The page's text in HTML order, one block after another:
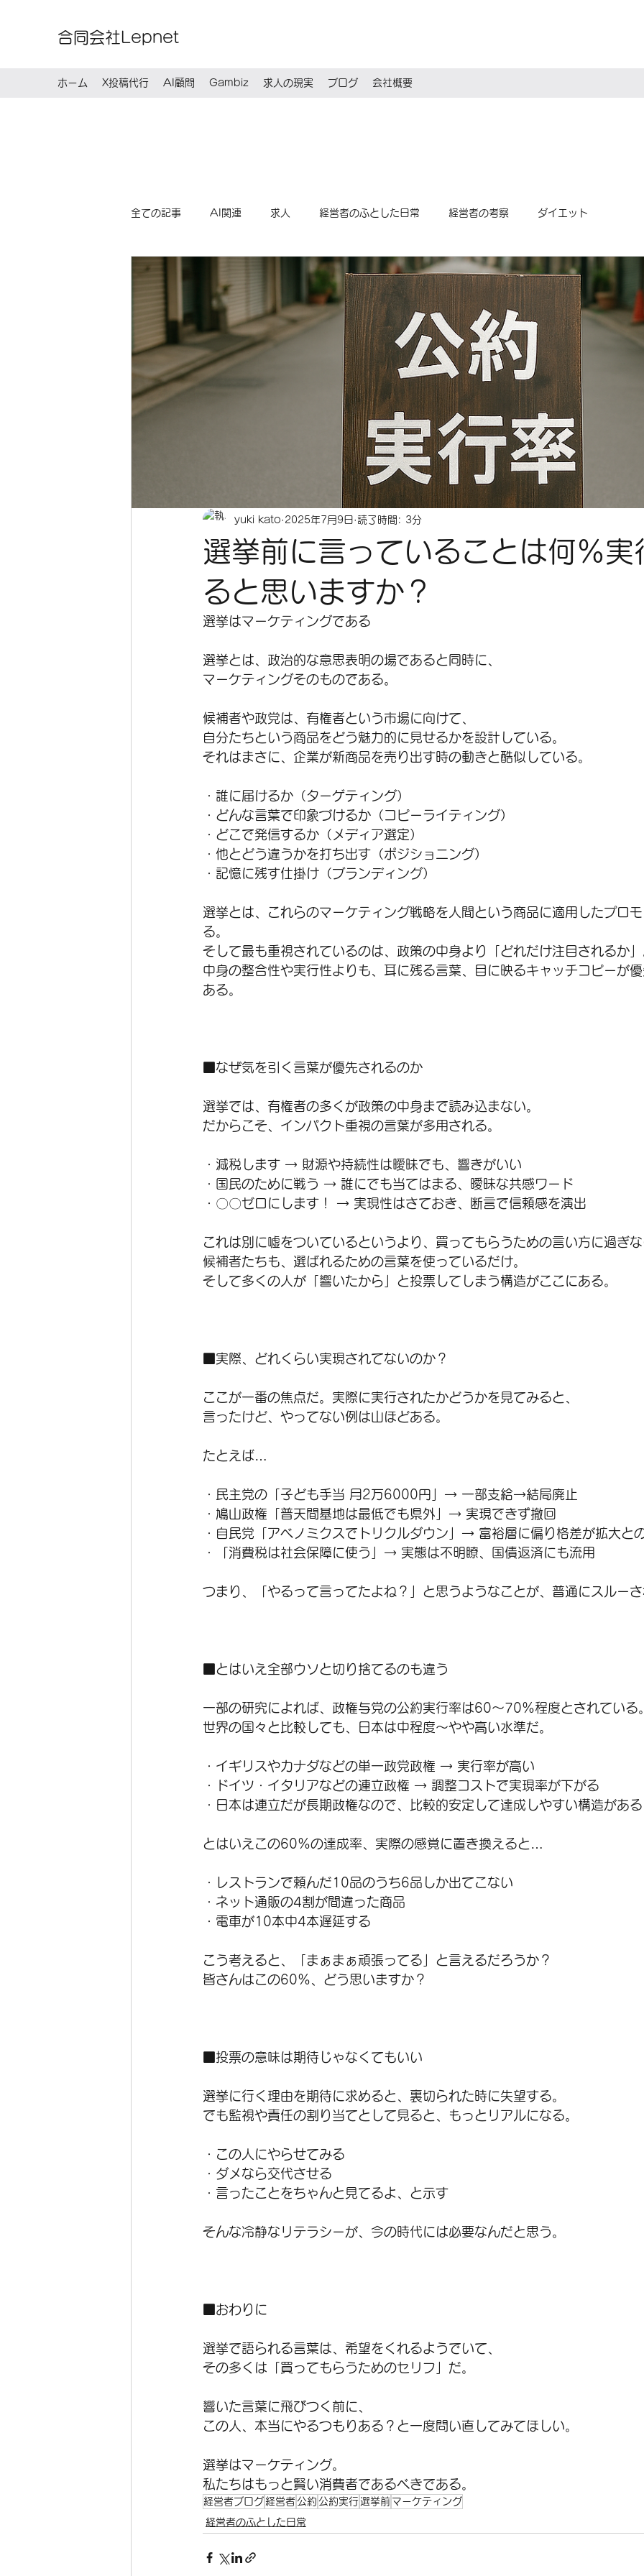
合同会社Lepnet
ホーム X投稿代行 AI顧問 Gambiz 求人の現実 ブログ 会社概要
全ての記事 AI関連 求人 経営者のふとした日常 経営者の考察 ダイエット
選挙前に言っていることは何%実
ると思いますか？
yuki kato 2025年7月9日 読了時間: 3分
選挙はマーケティングである
選挙とは、政治的な意思表明の場であると同時に、
マーケティングそのものである。
候補者や政党は、有権者という市場に向けて、
自分たちという商品をどう魅力的に見せるかを設計している。
それはまさに、企業が新商品を売り出す時の動きと酷似している。
・誰に届けるか（ターゲティング）
・どんな言葉で印象づけるか（コピーライティング）
・どこで発信するか（メディア選定）
・他とどう違うかを打ち出す（ポジショニング）
・記憶に残す仕掛け（ブランディング）
選挙とは、これらのマーケティング戦略を人間という商品に適用したプロ
る。
そして最も重視されているのは、政策の中身より「どれだけ注目されるか
中身の整合性や実行性よりも、耳に残る言葉、目に映るキャッチコピーが
ある。
■なぜ気を引く言葉が優先されるのか
選挙では、有権者の多くが政策の中身まで読み込まない。
だからこそ、インパクト重視の言葉が多用される。
・減税します → 財源や持続性は曖昧でも、響きがいい
・国民のために戦う → 誰にでも当てはまる、曖昧な共感ワード
・〇〇ゼロにします！ → 実現性はさておき、断言で信頼感を演出
これは別に嘘をついているというより、買ってもらうための言い方に過ぎ
候補者たちも、選ばれるための言葉を使っているだけ。
そして多くの人が「響いたから」と投票してしまう構造がここにある。
■実際、どれくらい実現されてないのか？
ここが一番の焦点だ。実際に実行されたかどうかを見てみると、
言ったけど、やってない例は山ほどある。
たとえば…
・民主党の「子ども手当 月2万6000円」→ 一部支給→結局廃止
・鳩山政権「普天間基地は最低でも県外」→ 実現できず撤回
・自民党「アベノミクスでトリクルダウン」→ 富裕層に偏り格差が拡大と
・「消費税は社会保障に使う」→ 実態は不明瞭、国債返済にも流用
つまり、「やるって言ってたよね？」と思うようなことが、普通にスルー
■とはいえ全部ウソと切り捨てるのも違う
一部の研究によれば、政権与党の公約実行率は60〜70％程度とされている
世界の国々と比較しても、日本は中程度〜やや高い水準だ。
・イギリスやカナダなどの単一政党政権 → 実行率が高い
・ドイツ・イタリアなどの連立政権 → 調整コストで実現率が下がる
・日本は連立だが長期政権なので、比較的安定して達成しやすい構造がある
とはいえこの60％の達成率、実際の感覚に置き換えると…
・レストランで頼んだ10品のうち6品しか出てこない
・ネット通販の4割が間違った商品
・電車が10本中4本遅延する
こう考えると、「まぁまぁ頑張ってる」と言えるだろうか？
皆さんはこの60％、どう思いますか？
■投票の意味は期待じゃなくてもいい
選挙に行く理由を期待に求めると、裏切られた時に失望する。
でも監視や責任の割り当てとして見ると、もっとリアルになる。
・この人にやらせてみる
・ダメなら交代させる
・言ったことをちゃんと見てるよ、と示す
そんな冷静なリテラシーが、今の時代には必要なんだと思う。
■おわりに
選挙で語られる言葉は、希望をくれるようでいて、
その多くは「買ってもらうためのセリフ」だ。
響いた言葉に飛びつく前に、
この人、本当にやるつもりある？と一度問い直してみてほしい。
選挙はマーケティング。
私たちはもっと賢い消費者であるべきである。
経営者ブログ 経営者公約 公約実行 選挙前 マーケティング
経営者のふとした日常